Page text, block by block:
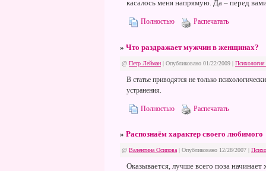
касалось меня напрямую. Да – перед
Полностью Распечатать
» Что раздражает мужчин в женщинах?
@ Петр Лейман | Опубликовано 01/22/2009 |
В статье приводятся не только
устранения.
Полностью Распечатать
» Распознаём характер своего любимого
@ Валентина Осипова | Опубликовано 12/28/2007 |
Оказывается, лучше всего поза начинает